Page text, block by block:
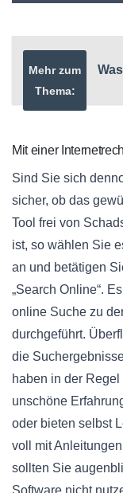
Mehr zum
Thema:
Mit einer
Sind Sie sich
sicher, ob das
Tool frei von
ist, so wählen Sie
an und betätigen
„Search Online“.
online Suche zu
durchgeführt.
die
haben in der
unschöne
oder bieten selbst
voll mit
sollten Sie